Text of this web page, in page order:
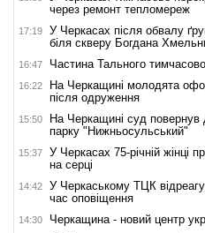
через ремонт тепломереж
17:19
У Черкасах після обвалу
біля скверу Богдана
16:47 Частина Тального
16:22
На Черкащині молодята
після одруження
15:50
На Черкащині суд повернув
парку "Нижньосульський"
15:37
У Черкасах 75-річній жінці
на серці
14:42
У Черкаському ТЦК
час оповіщення
14:30 Черкащина - новий центр